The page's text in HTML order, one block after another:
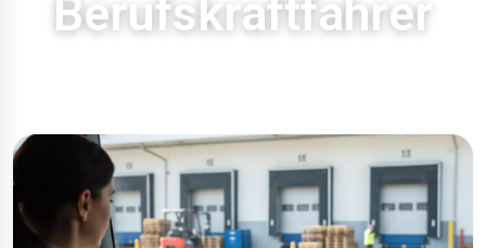
Berufskraftfahrer